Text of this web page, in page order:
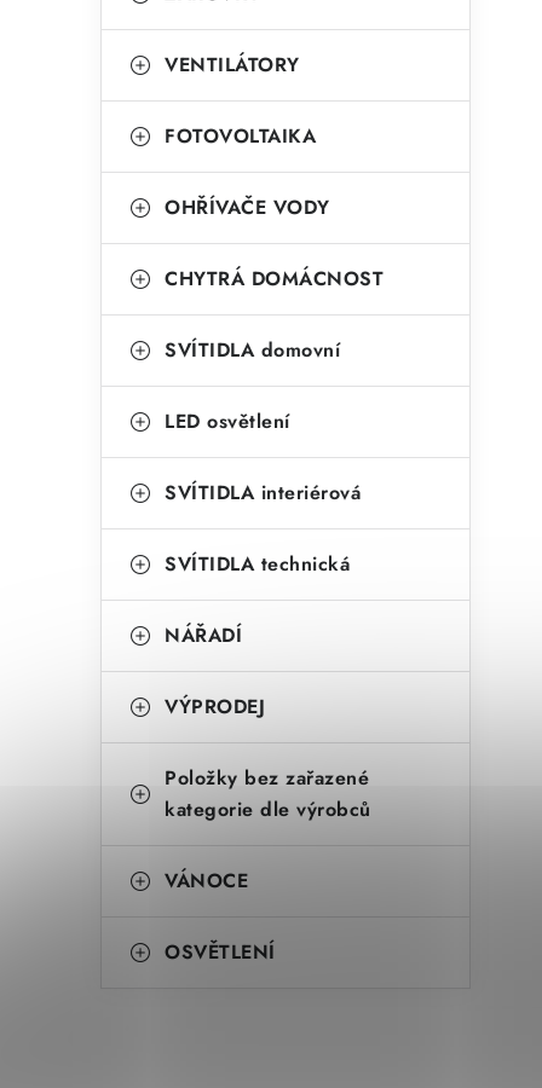
VENTILÁTORY
FOTOVOLTAIKA
OHŘÍVAČE VODY
CHYTRÁ DOMÁCNOST
SVÍTIDLA domovní
LED osvětlení
SVÍTIDLA interiérová
SVÍTIDLA technická
NÁŘADÍ
VÝPRODEJ
Položky bez zařazené
kategorie dle výrobců
VÁNOCE
OSVĚTLENÍ